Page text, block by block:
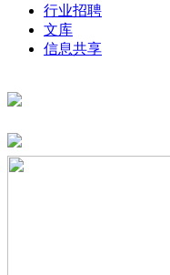
行业招聘
文库
信息共享